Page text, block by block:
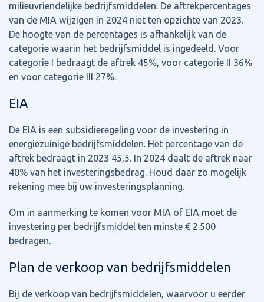
milieuvriendelijke bedrijfsmiddelen. De aftrekpercentages
van de MIA wijzigen in 2024 niet ten opzichte van 2023.
De hoogte van de percentages is afhankelijk van de
categorie waarin het bedrijfsmiddel is ingedeeld. Voor
categorie I bedraagt de aftrek 45%, voor categorie II 36%
en voor categorie III 27%.
EIA
De EIA is een subsidieregeling voor de investering in
energiezuinige bedrijfsmiddelen. Het percentage van de
aftrek bedraagt in 2023 45,5. In 2024 daalt de aftrek naar
40% van het investeringsbedrag. Houd daar zo mogelijk
rekening mee bij uw investeringsplanning.
Om in aanmerking te komen voor MIA of EIA moet de
investering per bedrijfsmiddel ten minste € 2.500
bedragen.
Plan de verkoop van bedrijfsmiddelen
Bij de verkoop van bedrijfsmiddelen, waarvoor u eerder